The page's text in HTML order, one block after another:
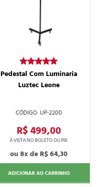
UP-2200
Pedestal Com Luminaria
Luztec Leone
R$ 499,00
8x de R$ 64,30
ADICIONAR AO CARRINHO